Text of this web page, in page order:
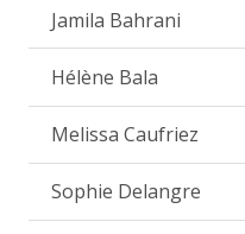
Jamila Bahrani
Hélène Bala
Melissa Caufriez
Sophie Delangre